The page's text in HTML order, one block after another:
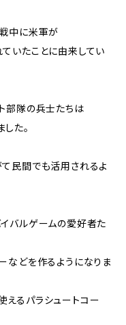
中に米軍が
いたことに由来してい
部隊の兵士たちは
た。
民間でも活用されるよ
バルゲームの愛好者た
などを作るようになりま
えるパラシュートコー